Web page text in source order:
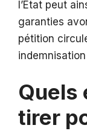
l’État peut
garanties
pétition
Quels
tirer